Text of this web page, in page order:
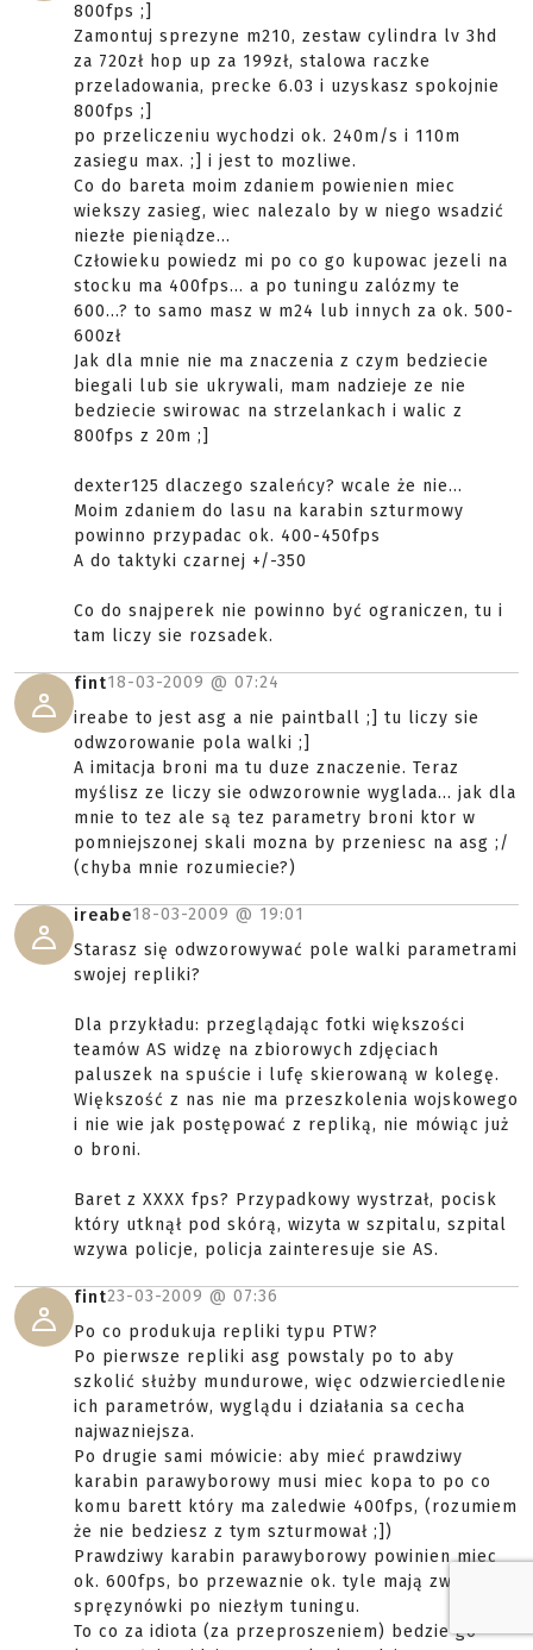
800fps ;]
Zamontuj sprezyne m210, zestaw cylindra lv 3hd
za 720zł hop up za 199zł, stalowa raczke
przeladowania, precke 6.03 i uzyskasz spokojnie
800fps ;]
po przeliczeniu wychodzi ok. 240m/s i 110m
zasiegu max. ;] i jest to mozliwe.
Co do bareta moim zdaniem powienien miec
wiekszy zasieg, wiec nalezalo by w niego wsadzić
niezłe pieniądze...
Człowieku powiedz mi po co go kupowac jezeli na
stocku ma 400fps... a po tuningu zalózmy te
600...? to samo masz w m24 lub innych za ok. 500-
600zł
Jak dla mnie nie ma znaczenia z czym bedziecie
biegali lub sie ukrywali, mam nadzieje ze nie
bedziecie swirowac na strzelankach i walic z
800fps z 20m ;]
dexter125 dlaczego szaleńcy? wcale że nie...
Moim zdaniem do lasu na karabin szturmowy
powinno przypadac ok. 400-450fps
A do taktyki czarnej +/-350
Co do snajperek nie powinno być ograniczen, tu i
tam liczy sie rozsadek.
fint18-03-2009 @ 07:24
ireabe to jest asg a nie paintball ;] tu liczy sie
odwzorowanie pola walki ;]
A imitacja broni ma tu duze znaczenie. Teraz
myślisz ze liczy sie odwzorownie wyglada... jak dla
mnie to tez ale są tez parametry broni ktor w
pomniejszonej skali mozna by przeniesc na asg ;/
(chyba mnie rozumiecie?)
ireabe18-03-2009 @ 19:01
Starasz się odwzorowywać pole walki parametrami
swojej repliki?
Dla przykładu: przeglądając fotki większości
teamów AS widzę na zbiorowych zdjęciach
paluszek na spuście i lufę skierowaną w kolegę.
Większość z nas nie ma przeszkolenia wojskowego
i nie wie jak postępować z repliką, nie mówiąc już
o broni.
Baret z XXXX fps? Przypadkowy wystrzał, pocisk
który utknął pod skórą, wizyta w szpitalu, szpital
wzywa policje, policja zainteresuje sie AS.
fint23-03-2009 @ 07:36
Po co produkuja repliki typu PTW?
Po pierwsze repliki asg powstaly po to aby
szkolić służby mundurowe, więc odzwierciedlenie
ich parametrów, wyglądu i działania sa cecha
najwazniejsza.
Po drugie sami mówicie: aby mieć prawdziwy
karabin parawyborowy musi miec kopa to po co
komu barett który ma zaledwie 400fps, (rozumiem
że nie bedziesz z tym szturmował ;])
Prawdziwy karabin parawyborowy powinien miec
ok. 600fps, bo przewaznie ok. tyle mają zwykłe
spręzynówki po niezłym tuningu.
To co za idiota (za przeproszeniem) bedzie go